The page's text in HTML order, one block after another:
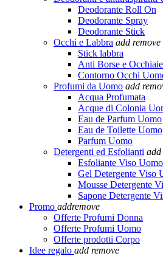
Deodorante Roll On
Deodorante Spray
Deodorante Stick
Occhi e Labbra add remove
Stick labbra
Anti Borse e
Contorno Occhi
Profumi da Uomo add
Acqua Profumata
Acque di Colonia
Eau de Parfum Uomo
Eau de Toilette Uomo
Parfum Uomo
Detergenti ed Esfolianti add
Esfoliante Viso Uomo
Gel Detergente Viso
Mousse Detergente
Sapone Detergente
Promo addremove
Offerte Profumi Donna
Offerte Profumi Uomo
Offerte prodotti Corpo
Idee regalo add remove